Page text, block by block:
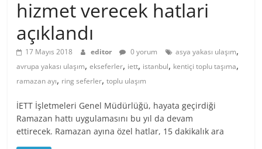
hizmet verecek hatlari
açıklandı
17 Mayıs 2018 editor 0 yorum asya yakası ulaşım,
avrupa yakası ulaşım,ekseferler, iett, istanbul, kentiçi toplu taşıma,
ramazan ayı, ring seferler,toplu ulaşım
İETT İşletmeleri Genel Müdürlüğü, hayata geçirdiği
Ramazan hattı uygulamasını bu yıl da devam
ettirecek. Ramazan ayına özel hatlar, 15 dakikalık ara